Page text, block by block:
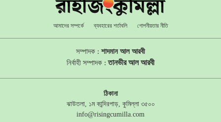
আমাদের সম্পর্কে ব্যবহারের শর্তাবলি গোপনীয়তার নীতি
সম্পাদক : শাদমান আল আরবী
নির্বাহী সম্পাদক :তানভীর আল আরবী
ঠিকানা
ঝাউতলা, ১ম কান্দিরপাড়, কুমিল্লা ৩৫০০
info@risingcumilla.com